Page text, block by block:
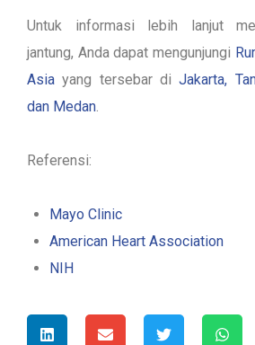
Untuk informasi lebih lanjut
jantung, Anda dapat mengunjungi
Asia yang tersebar diJakarta,
dan Medan.
Referensi:
Mayo Clinic
American Heart Association
NIH